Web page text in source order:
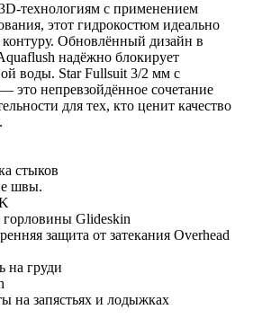
технологиям с применением
этот гидрокостюм идеально
контуру. Обновлённый дизайн в
надёжно блокирует
воды. Star Fullsuit 3/2 мм с
это непревзойдённое сочетание
для тех, кто ценит качество
стыков
швы.
Glideskin
защита от затекания Overhead
на груди
на запястьях и лодыжках